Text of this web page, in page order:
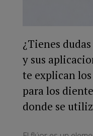
¿Tienes
y sus
te explican
para los
donde se